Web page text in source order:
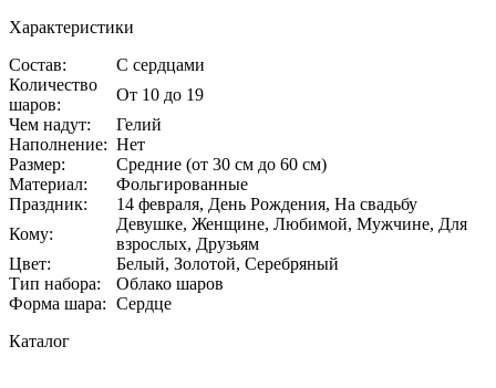
Характеристики
Состав:
С сердцами
Количество
шаров:
От 10 до 19
Чем надут:
Гелий
Наполнение: Нет
Размер:
Средние (от 30 см до 60 см)
Материал:
Фольгированные
Праздник:
14 февраля, День Рождения, На свадьбу
Кому:
Девушке, Женщине, Любимой, Мужчине, Для
взрослых, Друзьям
Цвет:
Белый, Золотой, Серебряный
Тип набора:
Облако шаров
Форма шара: Сердце
Каталог